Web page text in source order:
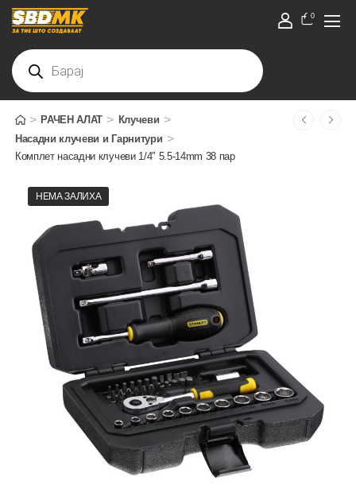
0
> РАЧЕН АЛАТ > Клучеви >
Насадни клучеви и Гарнитури >
Комплет насадни клучеви 1/4″ 5.5-14mm 38 пар
НЕМА ЗАЛИХА